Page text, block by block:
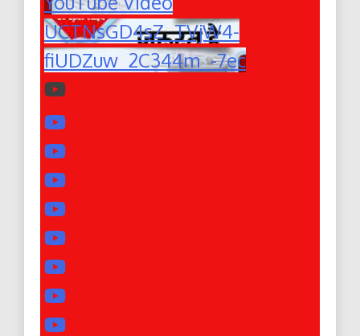
UCTNsGD4sZ_TVjW4-
fiUDZuw_2C344m_-7ec